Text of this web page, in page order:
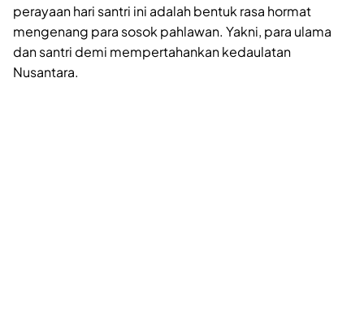
perayaan hari santri ini adalah bentuk rasa hormat
mengenang para sosok pahlawan. Yakni, para ulama
dan santri demi mempertahankan kedaulatan
Nusantara.